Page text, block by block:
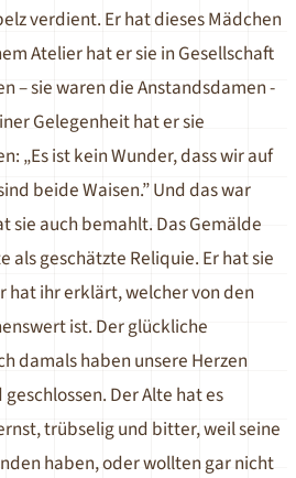
verdient. Er hat dieses Mädchen
Atelier hat er sie in Gesellschaft
– sie waren die Anstandsdamen -
Gelegenheit hat er sie
„Es ist kein Wunder, dass wir auf
beide Waisen.” Und das war
sie auch bemahlt. Das Gemälde
als geschätzte Reliquie. Er hat sie
hat ihr erklärt, welcher von den
ist. Der glückliche
damals haben unsere Herzen
Der Alte hat es
trübselig und bitter, weil seine
haben, oder wollten gar nicht